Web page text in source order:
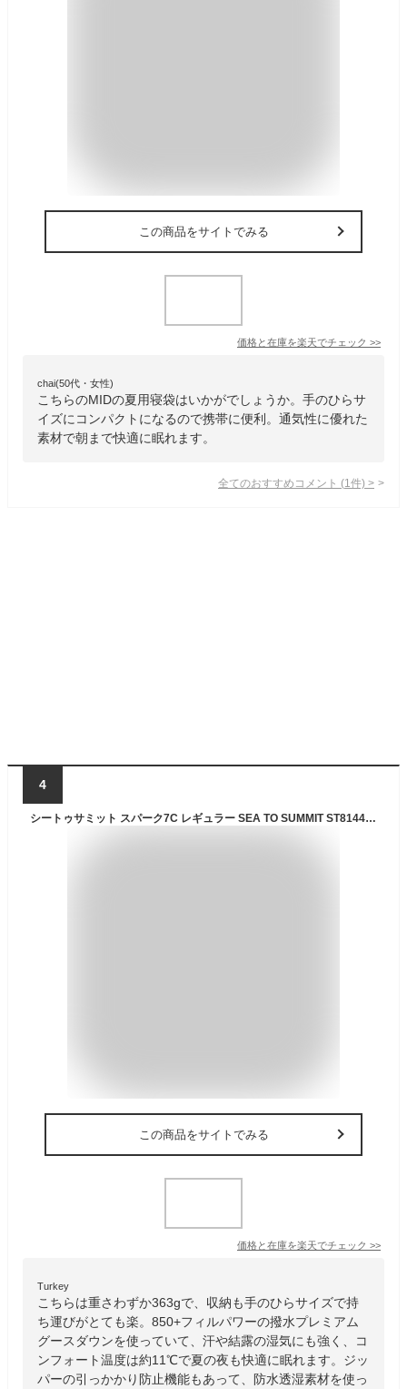
この商品をサイトでみる
価格と在庫を楽天でチェック >>
chai(50代・女性)
こちらのMIDの夏用寝袋はいかがでしょうか。手のひらサ
イズにコンパクトになるので携帯に便利。通気性に優れた
素材で朝まで快適に眠れます。
全てのおすすめコメント (1 件) >
4
シートゥサミット スパーク7C レギュラー SEA TO SUMMIT ST81448 寝袋 シュラフ ダウン 軽量 コンパクト 撥水 防水 保温性 おしゃれ キャンプ アウトドア
この商品をサイトでみる
価格と在庫を楽天でチェック >>
Turkey
こちらは重さわずか363gで、収納も手のひらサイズで持
ち運びがとても楽。850+フィルパワーの撥水プレミアム
グースダウンを使っていて、汗や結露の湿気にも強く、コ
ンフォート温度は約11℃で夏の夜も快適に眠れます。ジッ
パーの引っかかり防止機能もあって、防水透湿素材を使っ